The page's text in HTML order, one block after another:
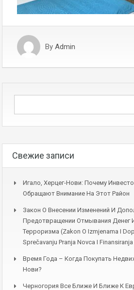
By Admin
Свежие записи
Игало, Херцег-Нови: Почему
Обращают Внимание На Этот Район
Закон О Внесении Изменений И
Предотвращении Отмывания Денег
Терроризма (Zakon O Izmjenama I
Sprečavanju Pranja Novca I
Время Года – Когда Покупать
Нови?
Черногория Все Ближе И Ближе К